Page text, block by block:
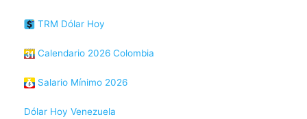
TRM Dólar Hoy
Calendario 2026 Colombia
Salario Mínimo 2026
Dólar Hoy Venezuela